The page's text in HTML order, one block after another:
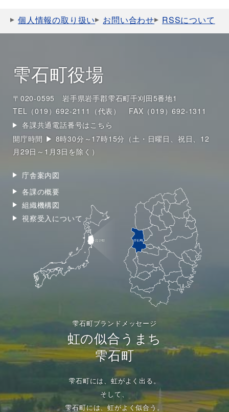
個人情報の取り扱い お問い合わせ RSSについて
雫石町役場
〒020-0595 岩手県岩手郡雫石町千刈田5番地1
TEL（019）692-2111（代表）
FAX（019）692-1311
各課共通電話番号はこちら
開庁時間 ▶ 8時30分～17時15分（土・日曜日、祝日、12
月29日～1月3日を除く）
庁舎案内図
各課の概要
組織機構図
視察受入について
雫石町ブランドメッセージ
虹の似合うまち
雫石町
雫石町には、虹がよく出る。
そして、
雫石町には、虹がよく似合う。